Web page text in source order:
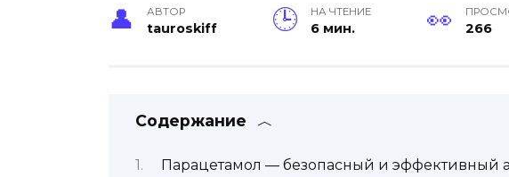
АВТОР
tauroskiff
НА ЧТЕНИЕ
6 мин. 266
Содержание
Парацетамол — безопасный и эффективный